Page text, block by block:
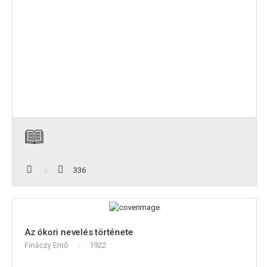
336
Az ókori nevelés története
Fináczy Ernő 1922